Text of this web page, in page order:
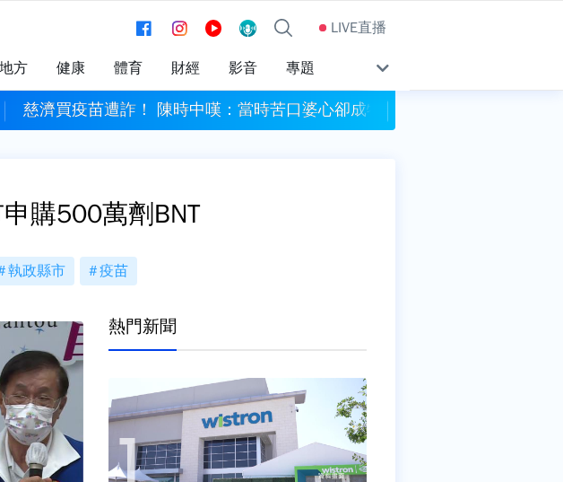
LIVE直播
地方 健康 體育 財經 影音 專題
故障導致
慈濟買疫苗遭詐！ 陳時中嘆：當時苦口婆心卻成特定政治人物武器
購500萬劑BNT
執政縣市 疫苗
熱門新聞